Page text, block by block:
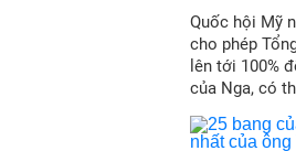
Quốc hội Mỹ
cho phép
lên tới 100%
của Nga, có